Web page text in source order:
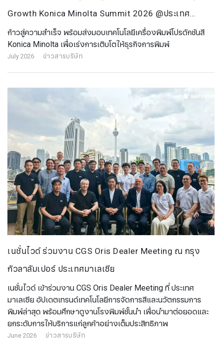
Growth Konica Minolta Summit 2026 @ประเทศ
อินโดนีเซีย
ก้าวสู่ความสำเร็จ พร้อมส่งมอบเทคโนโลยีเครื่องพิมพ์โปรดักชันสี
Konica Minolta เพื่อเร่งการเติบโตให้ธุรกิจการพิมพ์
July 2026 ข่าวสารบริษัท
เนชั่นไวด์ ร่วมงาน CGS Oris Dealer Meeting ณ กรุง
กัวลาลัมเปอร์ ประเทศมาเลเซีย
เนชั่นไวด์ เข้าร่วมงาน CGS Oris Dealer Meeting ที่ ประเทศ
มาเลเซีย อัปเดตเทรนด์เทคโนโลยีการจัดการสีและนวัตกรรมการ
พิมพ์ล่าสุด พร้อมศึกษาดูงานโรงพิมพ์ชั้นนำ เพื่อนำมาต่อยอดและ
ยกระดับการให้บริการแก่ลูกค้าอย่างเต็มประสิทธิภาพ
June 2026 ข่าวสารบริษัท